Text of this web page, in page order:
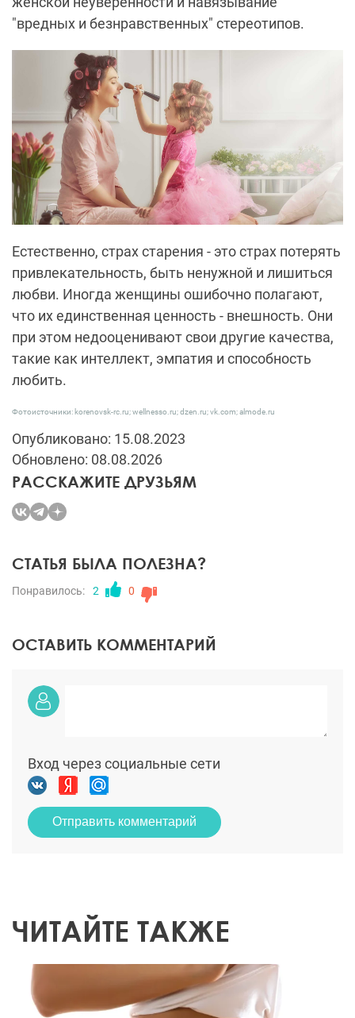
"вредных и безнравственных" стереотипов.
Естественно, страх старения - это страх потерять
привлекательность, быть ненужной и лишиться
любви. Иногда женщины ошибочно полагают,
что их единственная ценность - внешность. Они
при этом недооценивают свои другие качества,
такие как интеллект, эмпатия и способность
любить.
Фотоисточники: korenovsk-rc.ru; wellnesso.ru; dzen.ru; vk.com; almode.ru
Опубликовано: 15.08.2023
Обновлено: 08.08.2026
РАССКАЖИТЕ ДРУЗЬЯМ
СТАТЬЯ БЫЛА ПОЛЕЗНА?
Понравилось: 2 0
ОСТАВИТЬ КОММЕНТАРИЙ
Вход через социальные сети
Отправить комментарий
ЧИТАЙТЕ ТАКЖЕ